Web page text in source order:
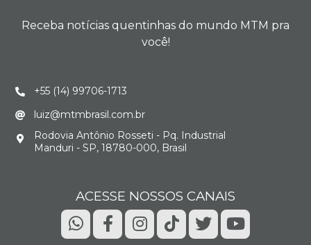
Receba notícias quentinhas do mundo MTM pra
você!
+55 (14) 99706-1713
luiz@mtmbrasil.com.br
Rodovia Antônio Rosseti - Pq. Industrial
Manduri - SP, 18780-000, Brasil
ACESSE NOSSOS CANAIS